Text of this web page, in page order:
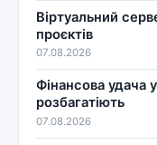
Віртуальний
проєктів
07.08.2026
Фінансова удача
розбагатіють
07.08.2026